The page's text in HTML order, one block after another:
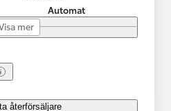
Automat
mer
återförsäljare